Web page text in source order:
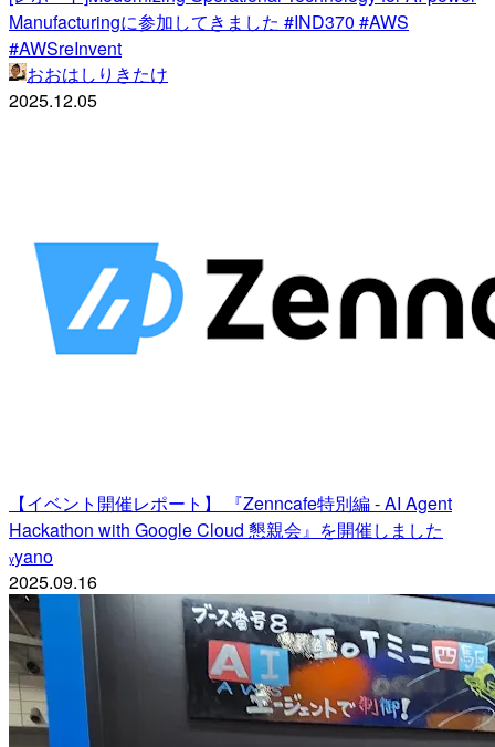
Manufacturingに参加してきました #IND370 #AWS
#AWSreInvent
おおはしりきたけ
2025.12.05
【イベント開催レポート】 『Zenncafe特別編 - AI Agent
Hackathon with Google Cloud 懇親会』を開催しました
yyano
2025.09.16